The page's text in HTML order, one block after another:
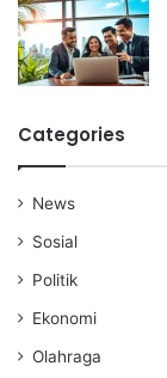
Categories
News
Sosial
Politik
Ekonomi
Olahraga